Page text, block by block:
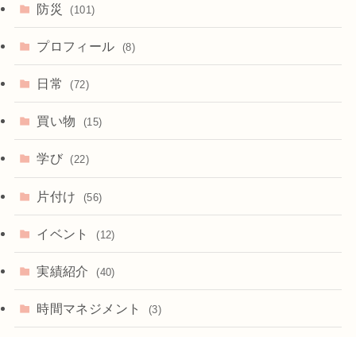
防災 (101)
プロフィール (8)
日常 (72)
買い物 (15)
学び (22)
片付け (56)
イベント (12)
実績紹介 (40)
時間マネジメント (3)